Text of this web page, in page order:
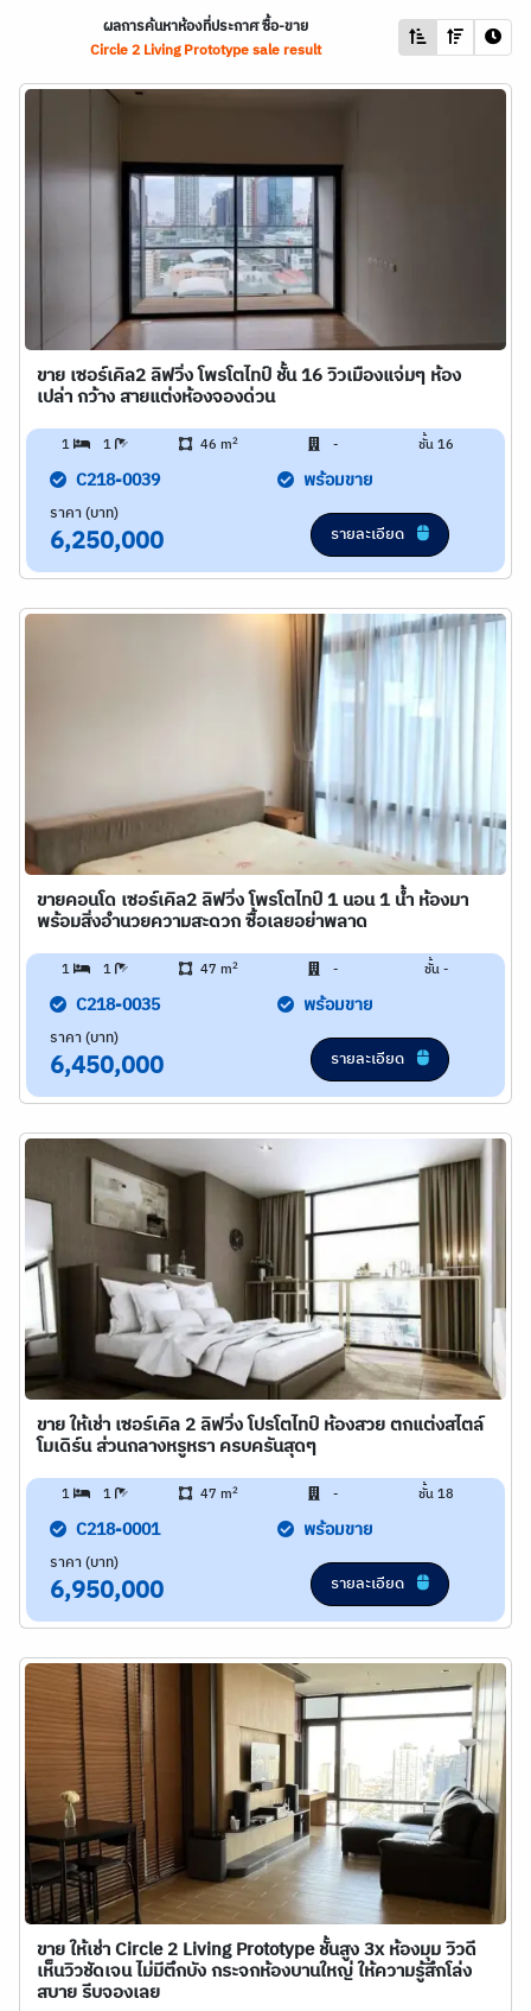
ผลการค้นหาห้องที่ประกาศ ซื้อ-ขาย
Circle 2 Living Prototype sale result
ขาย เซอร์เคิล2 ลิฟวิ่ง โพรโตไทป์ ชั้น 16 วิวเมืองแจ่มๆ ห้อง
เปล่า กว้าง สายแต่งห้องจองด่วน
1 1 46 m2 - ชั้น 16
C218-0039 พร้อมขาย
ราคา (บาท)
6,250,000 รายละเอียด
ขายคอนโด เซอร์เคิล2 ลิฟวิ่ง โพรโตไทป์ 1 นอน 1 น้ำ ห้องมา
พร้อมสิ่งอำนวยความสะดวก ซื้อเลยอย่าพลาด
1 1 47 m2 - ชั้น -
C218-0035 พร้อมขาย
ราคา (บาท)
6,450,000 รายละเอียด
ขาย ให้เช่า เซอร์เคิล 2 ลิฟวิ่ง โปรโตไทป์ ห้องสวย ตกแต่งสไตล์
โมเดิร์น ส่วนกลางหรูหรา ครบครันสุดๆ
1 1 47 m2 - ชั้น 18
C218-0001 พร้อมขาย
ราคา (บาท)
6,950,000 รายละเอียด
ขาย ให้เช่า Circle 2 Living Prototype ชั้นสูง 3x ห้องมุม วิวดี
เห็นวิวชัดเจน ไม่มีตึกบัง กระจกห้องบานใหญ่ ให้ความรู้สึกโล่ง
สบาย รีบจองเลย